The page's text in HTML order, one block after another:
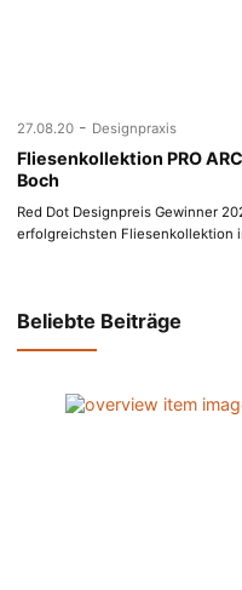
27.08.20 - Designpraxis
Fliesenkollektion PRO
Boch
Red Dot Designpreis Gewinner
erfolgreichsten Fliesenkollektion
Beliebte Beiträge